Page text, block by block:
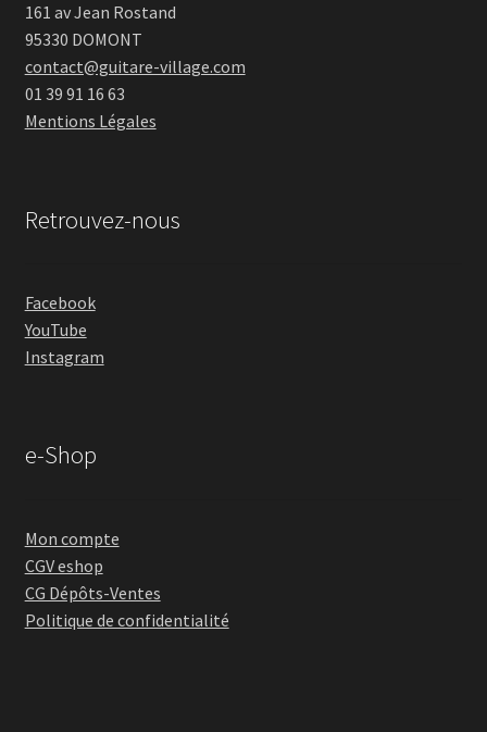
161 av Jean Rostand
95330 DOMONT
contact@guitare-village.com
01 39 91 16 63
Mentions Légales
Retrouvez-nous
Facebook
YouTube
Instagram
e-Shop
Mon compte
CGV eshop
CG Dépôts-Ventes
Politique de confidentialité